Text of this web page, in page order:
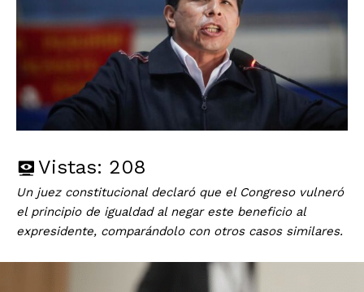
Vistas: 208
Un juez constitucional declaró que el Congreso vulneró
el principio de igualdad al negar este beneficio al
expresidente, comparándolo con otros casos similares.